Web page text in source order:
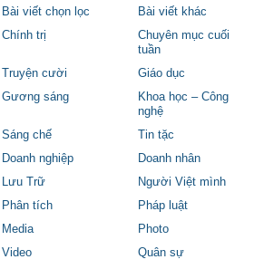
Bài viết chọn lọc
Bài viết khác
Chính trị
Chuyên mục cuối
tuần
Truyện cười
Giáo dục
Gương sáng
Khoa học – Công
nghệ
Sáng chế
Tin tặc
Doanh nghiệp
Doanh nhân
Lưu Trữ
Người Việt mình
Phân tích
Pháp luật
Media
Photo
Video
Quân sự